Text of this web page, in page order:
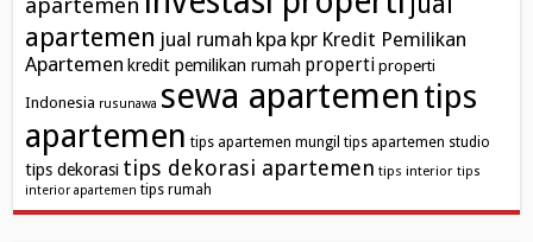
apartemen jual rumah kpa kpr Kredit Pemilikan
Apartemen kredit pemilikan rumah properti properti
Indonesia rusunawa sewa apartementips
apartemen tips apartemen mungil tips apartemen studio
tips dekorasi tips dekorasi apartemen tips interior tips
interior apartemen tips rumah